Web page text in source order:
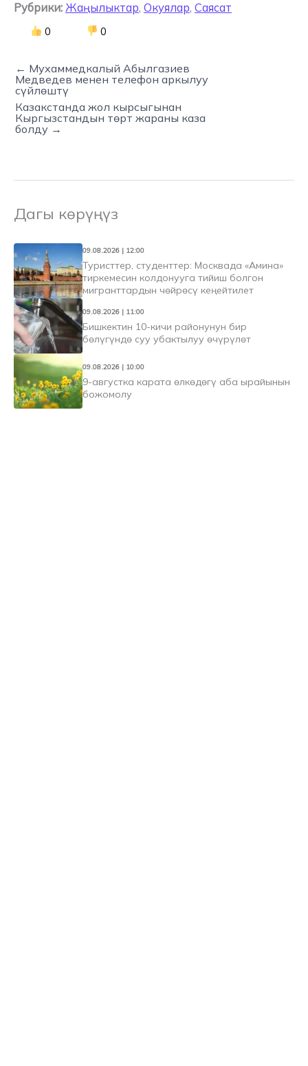
Рубрики: Жаңылыктар, Окуялар, Саясат
0 0
← Мухаммедкалый Абылгазиев
Медведев менен телефон аркылуу
сүйлөштү
Казакстанда жол кырсыгынан
Кыргызстандын төрт жараны каза
болду →
Дагы көрүңүз
09.08.2026 | 12:00
Туристтер, студенттер: Москвада «Амина»
тиркемесин колдонууга тийиш болгон
мигранттардын чөйрөсү кеңейтилет
09.08.2026 | 11:00
Бишкектин 10-кичи районунун бир
бөлүгүндө суу убактылуу өчүрүлөт
09.08.2026 | 10:00
9-августка карата өлкөдөгү аба ырайынын
божомолу